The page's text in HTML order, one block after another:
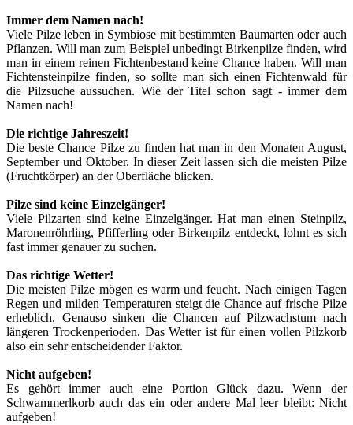
Immer dem Namen nach!
Viele Pilze leben in Symbiose mit bestimmten Baumarten oder auch
Pflanzen. Will man zum Beispiel unbedingt Birkenpilze finden, wird
man in einem reinen Fichtenbestand keine Chance haben. Will man
Fichtensteinpilze finden, so sollte man sich einen Fichtenwald für
die Pilzsuche aussuchen. Wie der Titel schon sagt - immer dem
Namen nach!
Die richtige Jahreszeit!
Die beste Chance Pilze zu finden hat man in den Monaten August,
September und Oktober. In dieser Zeit lassen sich die meisten Pilze
(Fruchtkörper) an der Oberfläche blicken.
Pilze sind keine Einzelgänger!
Viele Pilzarten sind keine Einzelgänger. Hat man einen Steinpilz,
Maronenröhrling, Pfifferling oder Birkenpilz entdeckt, lohnt es sich
fast immer genauer zu suchen.
Das richtige Wetter!
Die meisten Pilze mögen es warm und feucht. Nach einigen Tagen
Regen und milden Temperaturen steigt die Chance auf frische Pilze
erheblich. Genauso sinken die Chancen auf Pilzwachstum nach
längeren Trockenperioden. Das Wetter ist für einen vollen Pilzkorb
also ein sehr entscheidender Faktor.
Nicht aufgeben!
Es gehört immer auch eine Portion Glück dazu. Wenn der
Schwammerlkorb auch das ein oder andere Mal leer bleibt: Nicht
aufgeben!